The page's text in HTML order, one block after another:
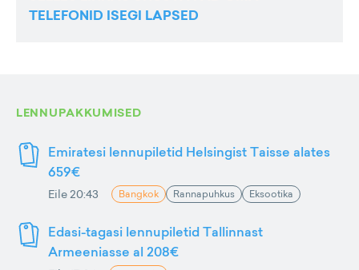
TELEFONID ISEGI LAPSED
LENNUPAKKUMISED
Emiratesi lennupiletid Helsingist Taisse alates
659€
Eile 20:43 Bangkok Rannapuhkus Eksootika
Edasi-tagasi lennupiletid Tallinnast
Armeeniasse al 208€